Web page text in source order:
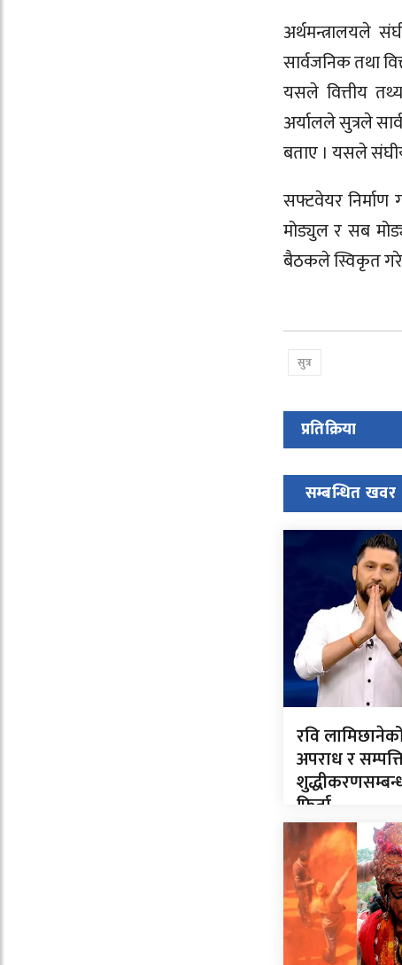
अर्थमन्त्रालयले
सार्वजनिक तथा
यसले वित्तीय
अर्यालले सुत्रले
बताए । यसले
सफ्टवेयर निर्माण
मोड्युल र सब
बैठकले स्विकृत
सुत्र
प्रतिक्रिया
सम्बन्धित खवर
रवि
अपराध र
फिर्ता